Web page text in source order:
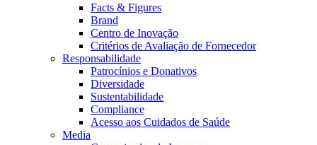
Facts & Figures
Brand
Centro de Inovação
Critérios de Avaliação de Fornecedor
Responsabilidade
Patrocínios e Donativos
Diversidade
Sustentabilidade
Compliance
Acesso aos Cuidados de Saúde
Media